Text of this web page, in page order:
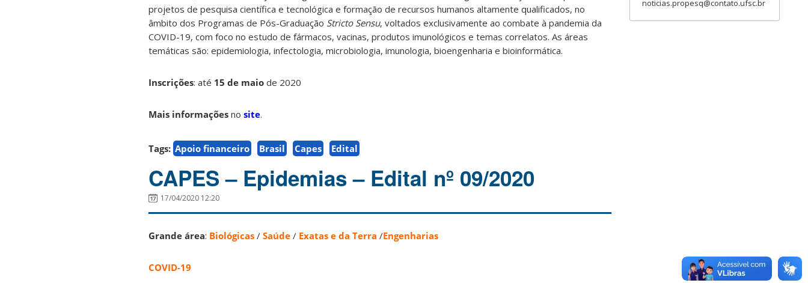
projetos de pesquisa científica e tecnológica e formação de recursos humanos altamente qualificados, no
âmbito dos Programas de Pós-Graduação Stricto Sensu, voltados exclusivamente ao combate à pandemia da
COVID-19, com foco no estudo de fármacos, vacinas, produtos imunológicos e temas correlatos. As áreas
temáticas são: epidemiologia, infectologia, microbiologia, imunologia, bioengenharia e bioinformática.
Inscrições: até 15 de maio de 2020
Mais informações no site.
Tags: Apoio financeiro Brasil Capes Edital
CAPES – Epidemias – Edital nº 09/2020
17/04/2020 12:20
Grande área: Biológicas / Saúde / Exatas e da Terra /Engenharias
COVID-19
noticias.propesq@contato.ufsc.br